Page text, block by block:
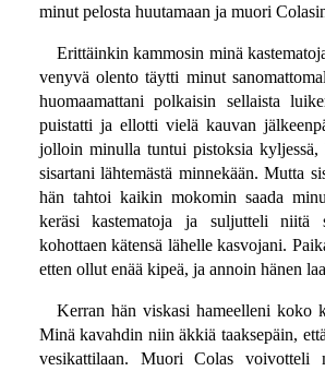
minut pelosta huutamaan ja muori
Erittäinkin kammosin minä
venyvä olento täytti minut
huomaamattani polkaisin sellaista
puistatti ja ellotti vielä kauvan
jolloin minulla tuntui pistoksia
sisartani lähtemästä minnekään. Mutta
hän tahtoi kaikin mokomin saada
keräsi kastematoja ja suljutteli niitä
kohottaen kätensä lähelle kasvojani.
etten ollut enää kipeä, ja annoin hänen
Kerran hän viskasi hameelleni koko
Minä kavahdin niin äkkiä taaksepäin,
vesikattilaan. Muori Colas voivotteli